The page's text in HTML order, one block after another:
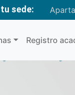
sede:
Registro